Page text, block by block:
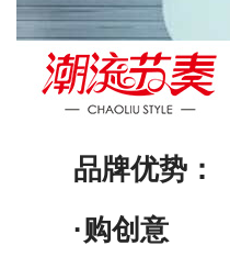
品牌优势：
·购创意